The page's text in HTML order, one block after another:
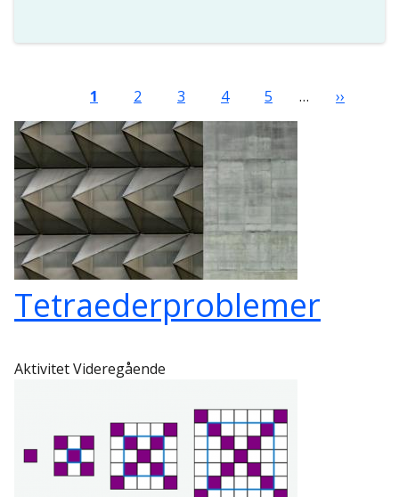
Nåværende side
1 Side
2 Side
3 Side
4 Side
5 … Neste
››
Tetraederproblemer
Aktivitet Videregående